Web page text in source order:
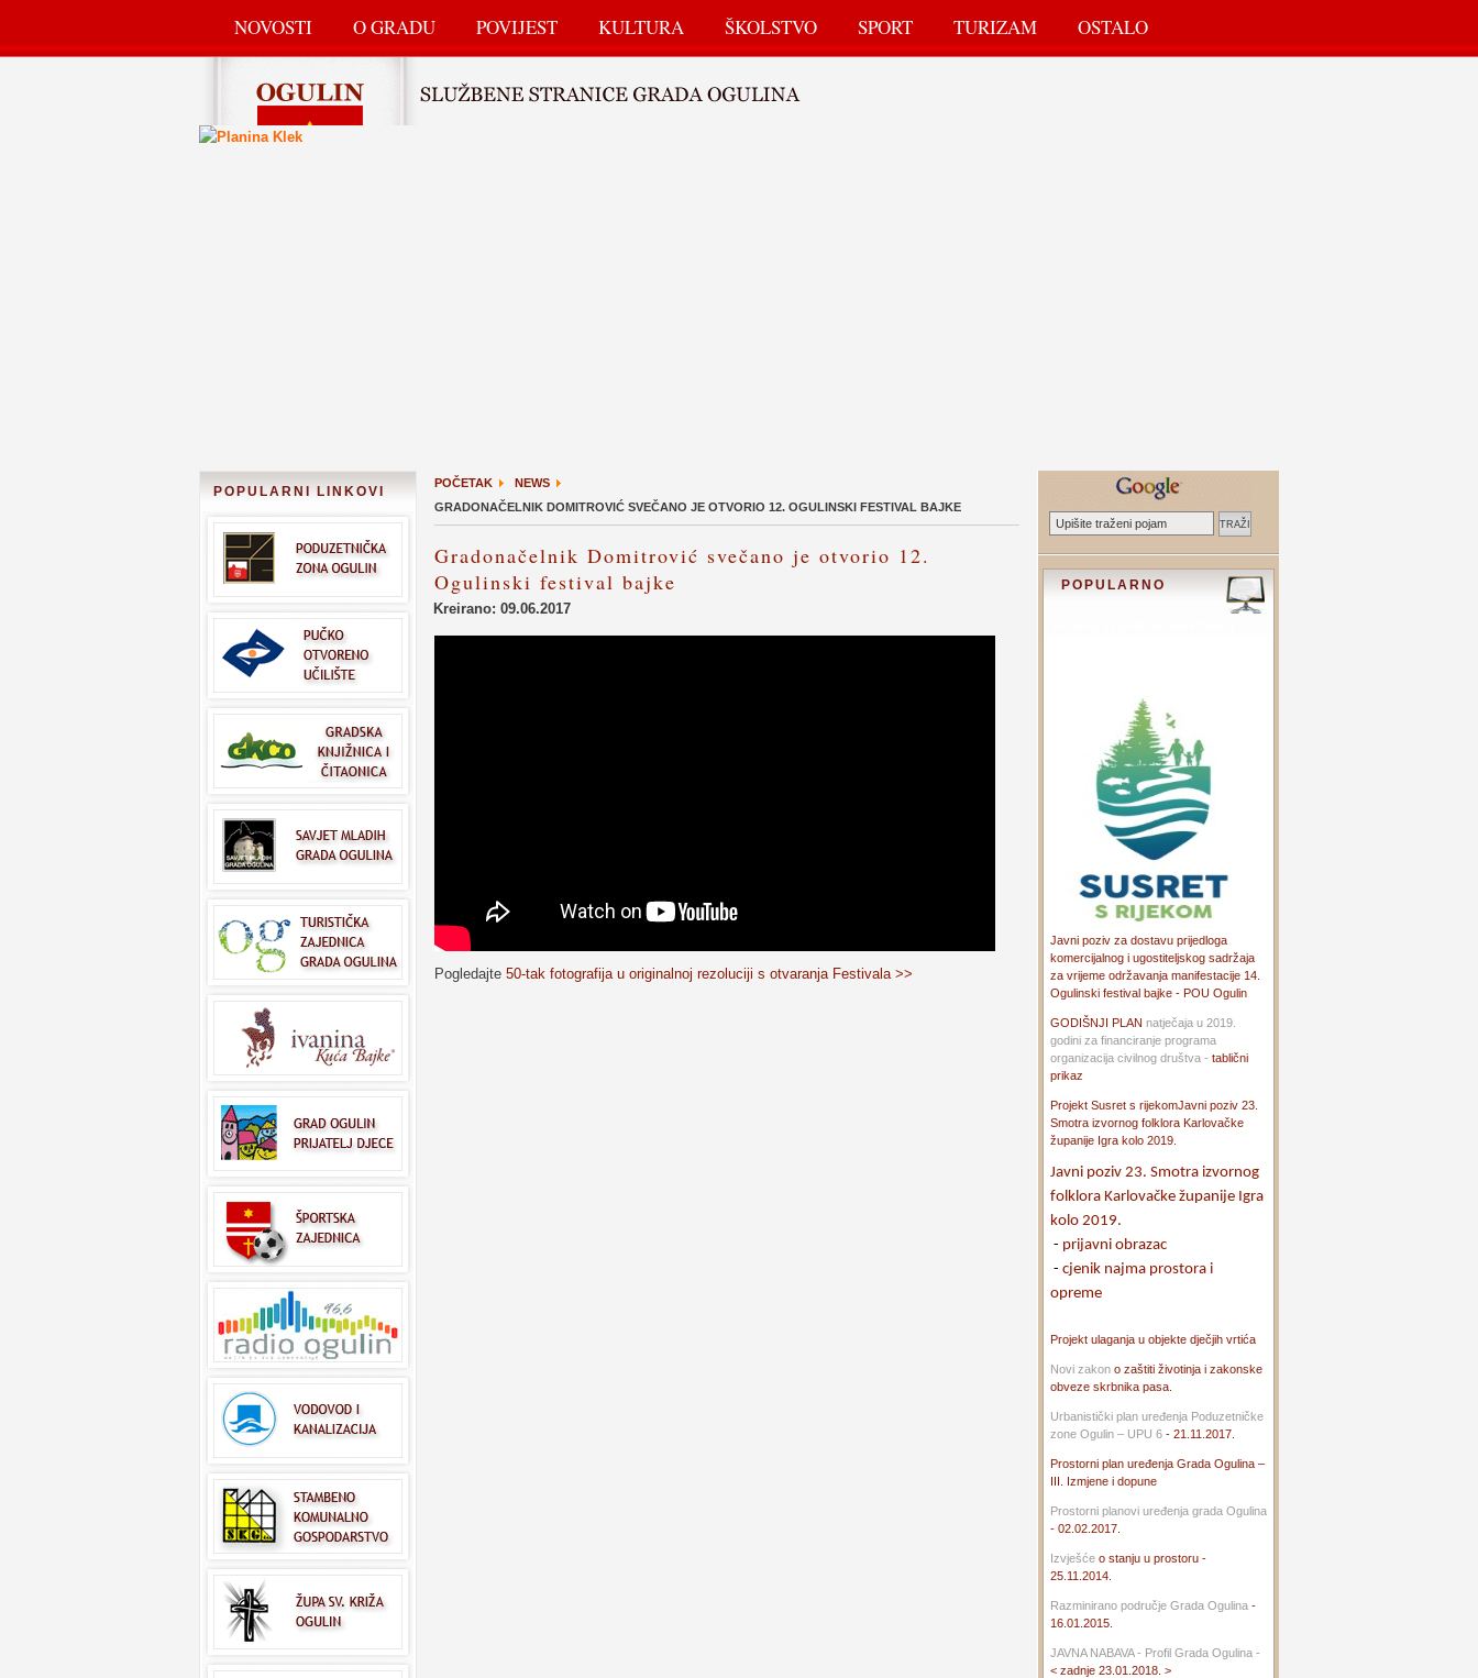
NOVOSTI O GRADU POVIJEST KULTURA ŠKOLSTVO SPORT TURIZAM OSTALO
POPULARNI LINKOVI
POČETAK
NEWS
GRADONAČELNIK DOMITROVIĆ SVEČANO JE OTVORIO 12. OGULINSKI FESTIVAL BAJKE
Gradonačelnik Domitrović svečano je otvorio 12.
Ogulinski festival bajke
Kreirano: 09.06.2017
Pogledajte 50-tak fotografija u originalnoj rezoluciji s otvaranja Festivala >>
POPULARNO
Javni poziv za dostavu prijedloga
komercijalnog i ugostiteljskog sadržaja
za vrijeme održavanja manifestacije 14.
Ogulinski festival bajke - POU Ogulin
GODIŠNJI PLAN natječaja u 2019.
godini za financiranje programa
organizacija civilnog društva - tablični
prikaz
Projekt Susret s rijekomJavni poziv 23.
Smotra izvornog folklora Karlovačke
županije Igra kolo 2019.
Javni poziv 23. Smotra izvornog
folklora Karlovačke županije Igra
kolo 2019.
- prijavni obrazac
- cjenik najma prostora i
opreme
Projekt ulaganja u objekte dječjih vrtića
Novi zakon o zaštiti životinja i zakonske
obveze skrbnika pasa.
Urbanistički plan uređenja Poduzetničke
zone Ogulin – UPU 6 - 21.11.2017.
Prostorni plan uređenja Grada Ogulina –
III. Izmjene i dopune
Prostorni planovi uređenja grada Ogulina
- 02.02.2017.
Izvješće o stanju u prostoru -
25.11.2014.
Razminirano područje Grada Ogulina -
16.01.2015.
JAVNA NABAVA - Profil Grada Ogulina -
< zadnje 23.01.2018. >